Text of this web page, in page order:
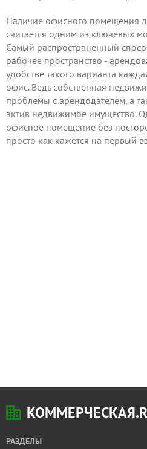
Наличие офисного помещения
считается одним из ключевых
Самый распространенный
рабочее пространство -
удобстве такого варианта
офис. Ведь собственная
проблемы с арендодателем, а
актив недвижимое имущество.
офисное помещение без
просто как кажется на первый
РАЗДЕЛЫ